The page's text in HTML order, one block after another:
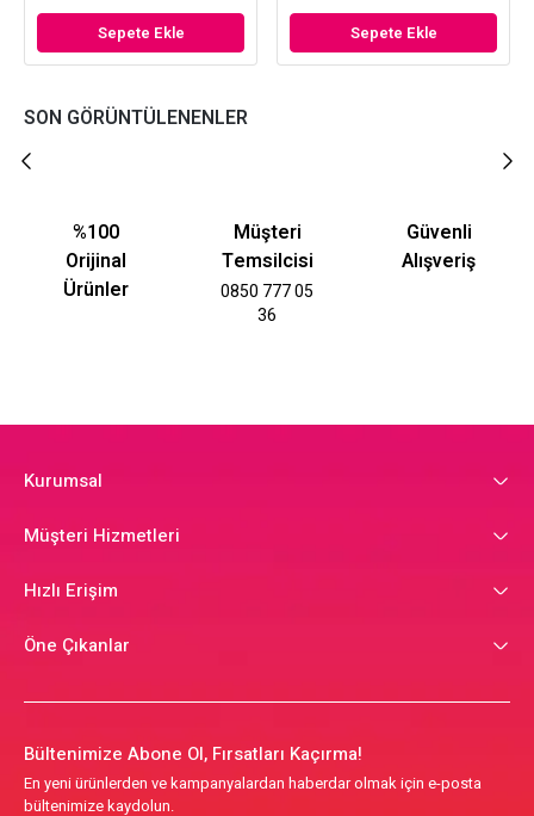
Sepete Ekle Sepete Ekle
SON GÖRÜNTÜLENENLER
%100
Orijinal
Ürünler
Müşteri
Temsilcisi
0850 777 05
36
Güvenli
Alışveriş
Kurumsal
Müşteri Hizmetleri
Hızlı Erişim
Öne Çıkanlar
Bültenimize Abone Ol, Fırsatları Kaçırma!
En yeni ürünlerden ve kampanyalardan haberdar olmak için e-posta
bültenimize kaydolun.